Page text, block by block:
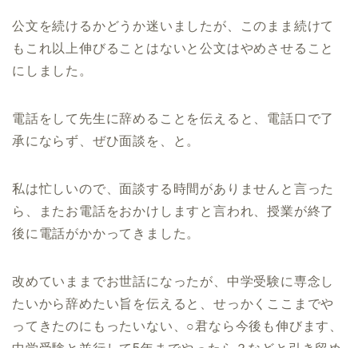
公文を続けるかどうか迷いましたが、このまま続けて
もこれ以上伸びることはないと公文はやめさせること
にしました。
電話をして先生に辞めることを伝えると、電話口で了
承にならず、ぜひ面談を、と。
私は忙しいので、面談する時間がありませんと言った
ら、またお電話をおかけしますと言われ、授業が終了
後に電話がかかってきました。
改めていままでお世話になったが、中学受験に専念し
たいから辞めたい旨を伝えると、せっかくここまでや
ってきたのにもったいない、○君なら今後も伸びます、